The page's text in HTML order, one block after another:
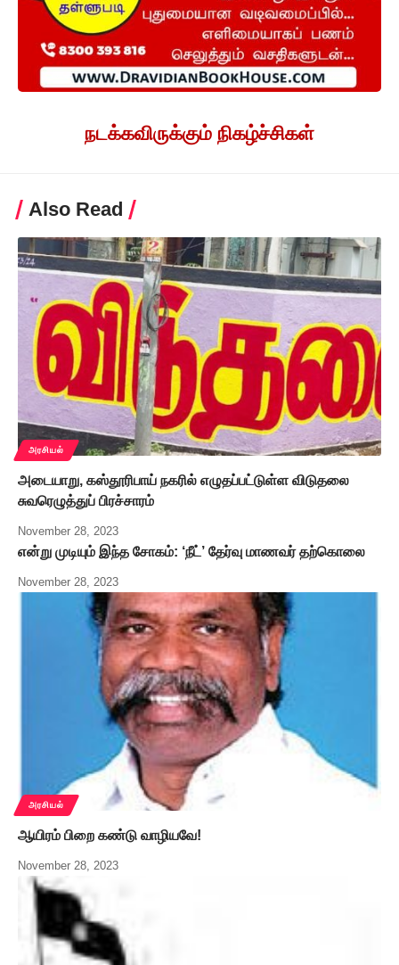
நடக்கவிருக்கும் நிகழ்ச்சிகள்
Also Read
அரசியல்
அடையாறு, கஸ்தூரிபாய் நகரில் எழுதப்பட்டுள்ள விடுதலை
சுவரெழுத்துப் பிரச்சாரம்
November 28, 2023
என்று முடியும் இந்த சோகம்: ‘நீட்’ தேர்வு மாணவர் தற்கொலை
November 28, 2023
அரசியல்
ஆயிரம் பிறை கண்டு வாழியவே!
November 28, 2023